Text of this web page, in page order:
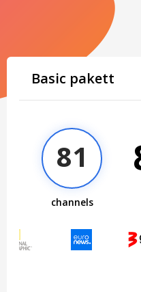
Basic pakett
81
channels